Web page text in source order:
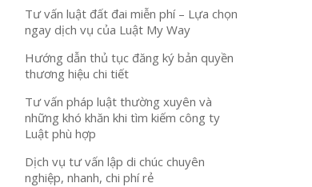
Tư vấn luật đất đai miễn phí – Lựa chọn
ngay dịch vụ của Luật My Way
Hướng dẫn thủ tục đăng ký bản quyền
thương hiệu chi tiết
Tư vấn pháp luật thường xuyên và
những khó khăn khi tìm kiếm công ty
Luật phù hợp
Dịch vụ tư vấn lập di chúc chuyên
nghiệp, nhanh, chi phí rẻ